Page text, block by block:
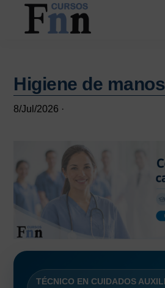
Saltar
contenido
Saltar
principal
online
Higiene de manos
8/Jul/2026 ·
TÉCNICO EN CUIDADOS